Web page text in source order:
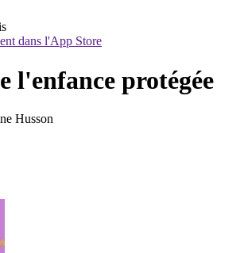
dans l'App Store
l'enfance protégée
Husson